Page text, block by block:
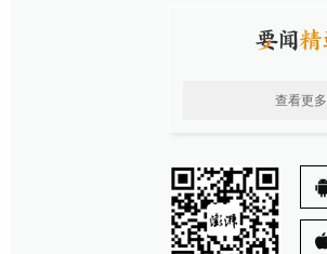
查看更多